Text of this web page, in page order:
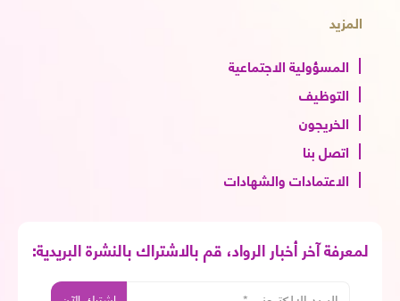
المزيد
المسؤولية الاجتماعية
التوظيف
الخريجون
اتصل بنا
الاعتمادات والشهادات
لمعرفة آخر أخبار الرواد، قم بالاشتراك بالنشرة البريدية: